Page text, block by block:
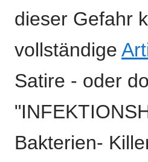
dieser Gefahr
vollständige
Satire - oder
Bakterien-